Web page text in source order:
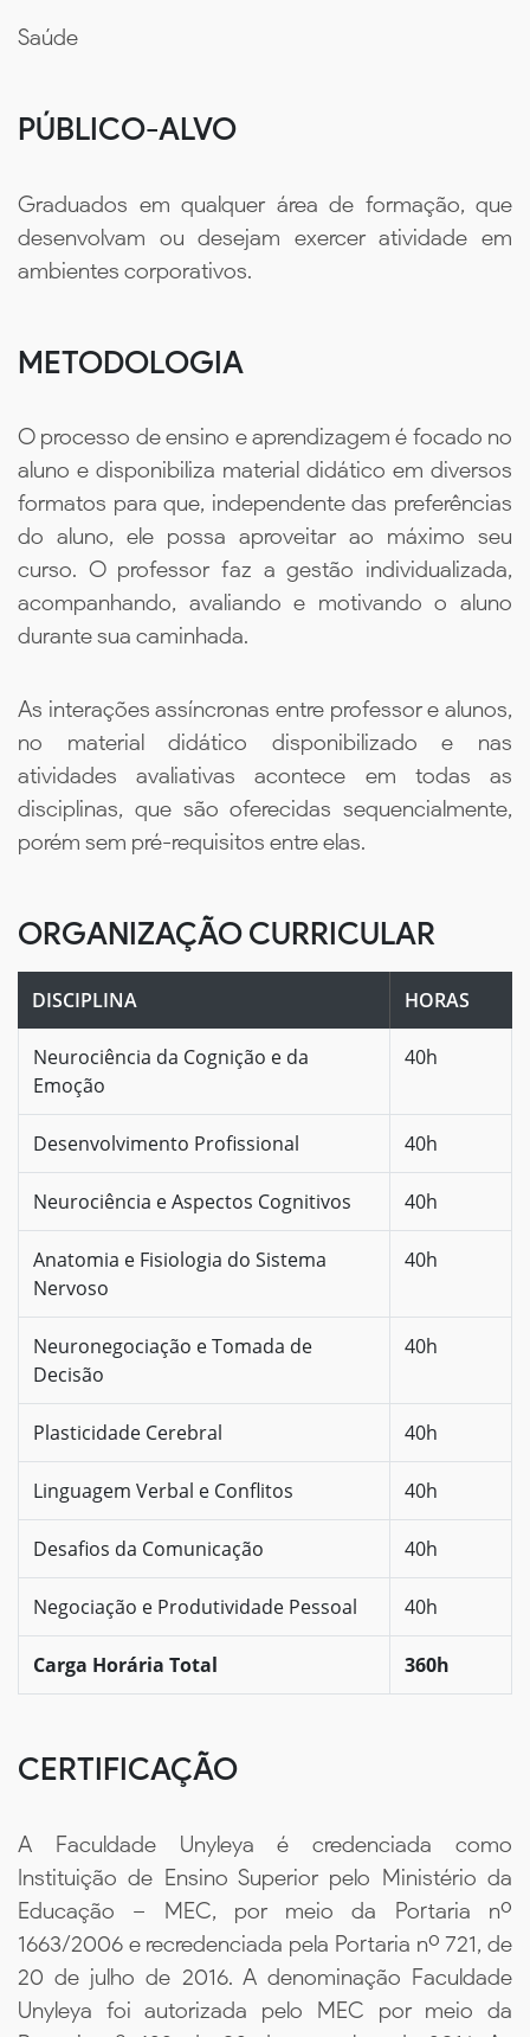
Saúde
PÚBLICO-ALVO
Graduados em qualquer área de formação, que
desenvolvam ou desejam exercer atividade em
ambientes corporativos.
METODOLOGIA
O processo de ensino e aprendizagem é focado no
aluno e disponibiliza material didático em diversos
formatos para que, independente das preferências
do aluno, ele possa aproveitar ao máximo seu
curso. O professor faz a gestão individualizada,
acompanhando, avaliando e motivando o aluno
durante sua caminhada.
As interações assíncronas entre professor e alunos,
no material didático disponibilizado e nas
atividades avaliativas acontece em todas as
disciplinas, que são oferecidas sequencialmente,
porém sem pré-requisitos entre elas.
ORGANIZAÇÃO CURRICULAR
DISCIPLINA HORAS
Neurociência da Cognição e da
Emoção
40h
Desenvolvimento Profissional 40h
Neurociência e Aspectos Cognitivos 40h
Anatomia e Fisiologia do Sistema
Nervoso
40h
Neuronegociação e Tomada de
Decisão
40h
Plasticidade Cerebral 40h
Linguagem Verbal e Conflitos 40h
Desafios da Comunicação 40h
Negociação e Produtividade Pessoal 40h
Carga Horária Total 360h
CERTIFICAÇÃO
A Faculdade Unyleya é credenciada como
Instituição de Ensino Superior pelo Ministério da
Educação – MEC, por meio da Portaria nº
1663/2006 e recredenciada pela Portaria nº 721, de
20 de julho de 2016. A denominação Faculdade
Unyleya foi autorizada pelo MEC por meio da